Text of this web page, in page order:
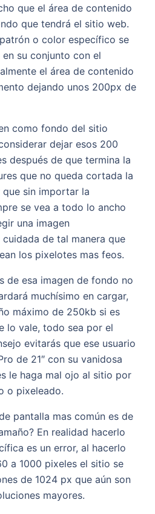
que el área de contenido
que tendrá el sitio web.
o color específico se
su conjunto con el
el área de contenido
dejando unos 200px de
como fondo del sitio
dejar esos 200
después de que termina la
que no queda cortada la
que sin importar la
se vea a todo lo ancho
una imagen
de tal manera que
los pixelotes mas feos.
de esa imagen de fondo no
muchísimo en cargar,
máximo de 250kb si es
lo vale, todo sea por el
evitarás que ese usuario
de 21″ con su vanidosa
le haga mal ojo al sitio por
o pixeleado.
pantalla mas común es de
En realidad hacerlo
es un error, al hacerlo
a 1000 pixeles el sitio se
de 1024 px que aún son
mayores.